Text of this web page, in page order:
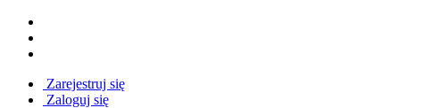
Zarejestruj się
Zaloguj się